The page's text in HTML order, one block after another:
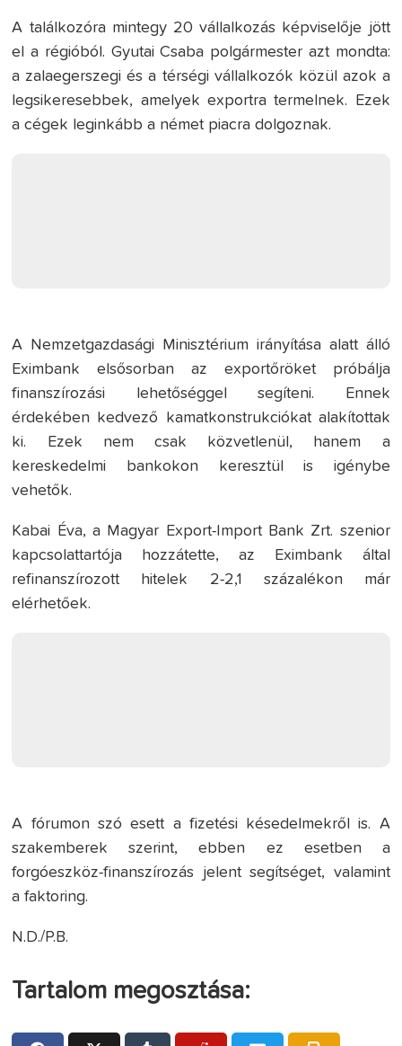
A találkozóra mintegy 20 vállalkozás képviselője jött
el a régióból. Gyutai Csaba polgármester azt mondta:
a zalaegerszegi és a térségi vállalkozók közül azok a
legsikeresebbek, amelyek exportra termelnek. Ezek
a cégek leginkább a német piacra dolgoznak.
A Nemzetgazdasági Minisztérium irányítása alatt álló
Eximbank elsősorban az exportőröket próbálja
finanszírozási lehetőséggel segíteni. Ennek
érdekében kedvező kamatkonstrukciókat alakítottak
ki. Ezek nem csak közvetlenül, hanem a
kereskedelmi bankokon keresztül is igénybe
vehetők.
Kabai Éva, a Magyar Export-Import Bank Zrt. szenior
kapcsolattartója hozzátette, az Eximbank által
refinanszírozott hitelek 2-2,1 százalékon már
elérhetőek.
A fórumon szó esett a fizetési késedelmekről is. A
szakemberek szerint, ebben ez esetben a
forgóeszköz-finanszírozás jelent segítséget, valamint
a faktoring.
N.D./P.B.
Tartalom megosztása: